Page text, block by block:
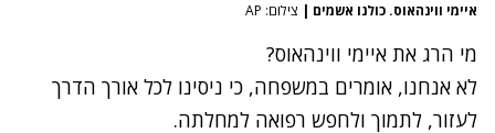
איימי ווינהאוס. כולנו אשמים | צילום: AP
מי הרג את איימי ווינהאוס?
לא אנחנו, אומרים במשפחה, כי ניסינו לכל אורך הדרך
לעזור, לתמוך ולחפש רפואה למחלתה.